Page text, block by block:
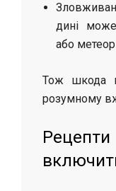
дині
або
Тож шкода
розумному